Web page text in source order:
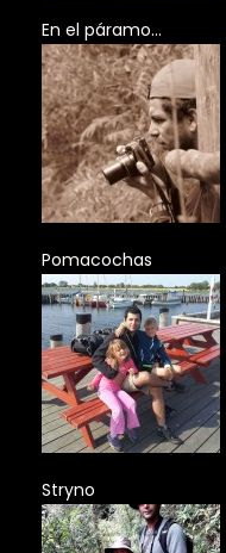
En el páramo…
Pomacochas
Stryno